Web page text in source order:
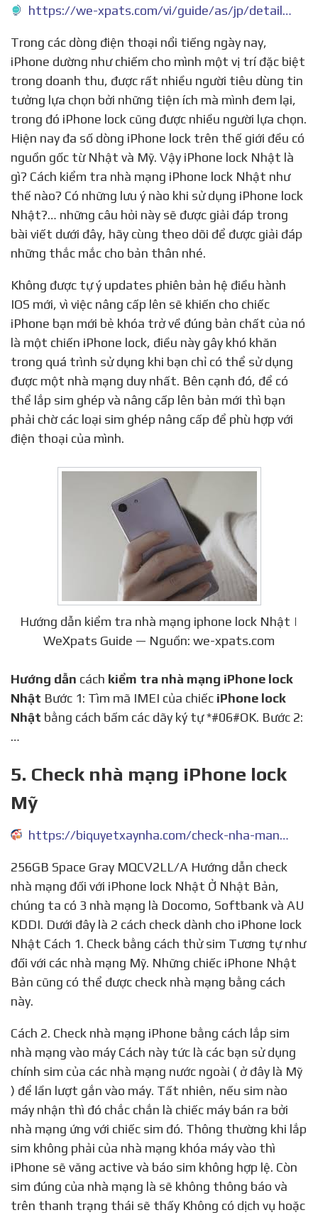
https://we-xpats.com/vi/guide/as/jp/detail/2569/
Trong các dòng điện thoại nổi tiếng ngày nay,
iPhone dường như chiếm cho mình một vị trí đặc biệt
trong doanh thu, được rất nhiều người tiêu dùng tin
tưởng lựa chọn bởi những tiện ích mà mình đem lại,
trong đó iPhone lock cũng được nhiều người lựa chọn.
Hiện nay đa số dòng iPhone lock trên thế giới đều có
nguồn gốc từ Nhật và Mỹ. Vậy iPhone lock Nhật là
gì? Cách kiểm tra nhà mạng iPhone lock Nhật như
thế nào? Có những lưu ý nào khi sử dụng iPhone lock
Nhật?… những câu hỏi này sẽ được giải đáp trong
bài viết dưới đây, hãy cùng theo dõi để được giải đáp
những thắc mắc cho bản thân nhé.
Không được tự ý updates phiên bản hệ điều hành
IOS mới, vì việc nâng cấp lên sẽ khiến cho chiếc
iPhone bạn mới bẻ khóa trở về đúng bản chất của nó
là một chiến iPhone lock, điều này gây khó khăn
trong quá trình sử dụng khi bạn chỉ có thể sử dụng
được một nhà mạng duy nhất. Bên cạnh đó, để có
thể lắp sim ghép và nâng cấp lên bản mới thì bạn
phải chờ các loại sim ghép nâng cấp để phù hợp với
điện thoại của mình.
Hướng dẫn kiểm tra nhà mạng iphone lock Nhật |
WeXpats Guide — Nguồn: we-xpats.com
Hướng dẫn cách kiểm tra nhà mạng iPhone lock
Nhật Bước 1: Tìm mã IMEI của chiếc iPhone lock
Nhật bằng cách bấm các dãy ký tự *#06#OK. Bước 2:
…
5. Check nhà mạng iPhone lock
Mỹ
https://biquyetxaynha.com/check-nha-mang-iphone-lock-my
256GB Space Gray MQCV2LL/A Hướng dẫn check
nhà mạng đối với iPhone lock Nhật Ở Nhật Bản,
chúng ta có 3 nhà mạng là Docomo, Softbank và AU
KDDI. Dưới đây là 2 cách check dành cho iPhone lock
Nhật Cách 1. Check bằng cách thử sim Tương tự như
đối với các nhà mạng Mỹ. Những chiếc iPhone Nhật
Bản cũng có thể được check nhà mạng bằng cách
này.
Cách 2. Check nhà mạng iPhone bằng cách lắp sim
nhà mạng vào máy Cách này tức là các bạn sử dụng
chính sim của các nhà mạng nước ngoài ( ở đây là Mỹ
) để lần lượt gắn vào máy. Tất nhiên, nếu sim nào
máy nhận thì đó chắc chắn là chiếc máy bán ra bởi
nhà mạng ứng với chiếc sim đó. Thông thường khi lắp
sim không phải của nhà mạng khóa máy vào thì
iPhone sẽ văng active và báo sim không hợp lệ. Còn
sim đúng của nhà mạng là sẽ không thông báo và
trên thanh trạng thái sẽ thấy Không có dịch vụ hoặc